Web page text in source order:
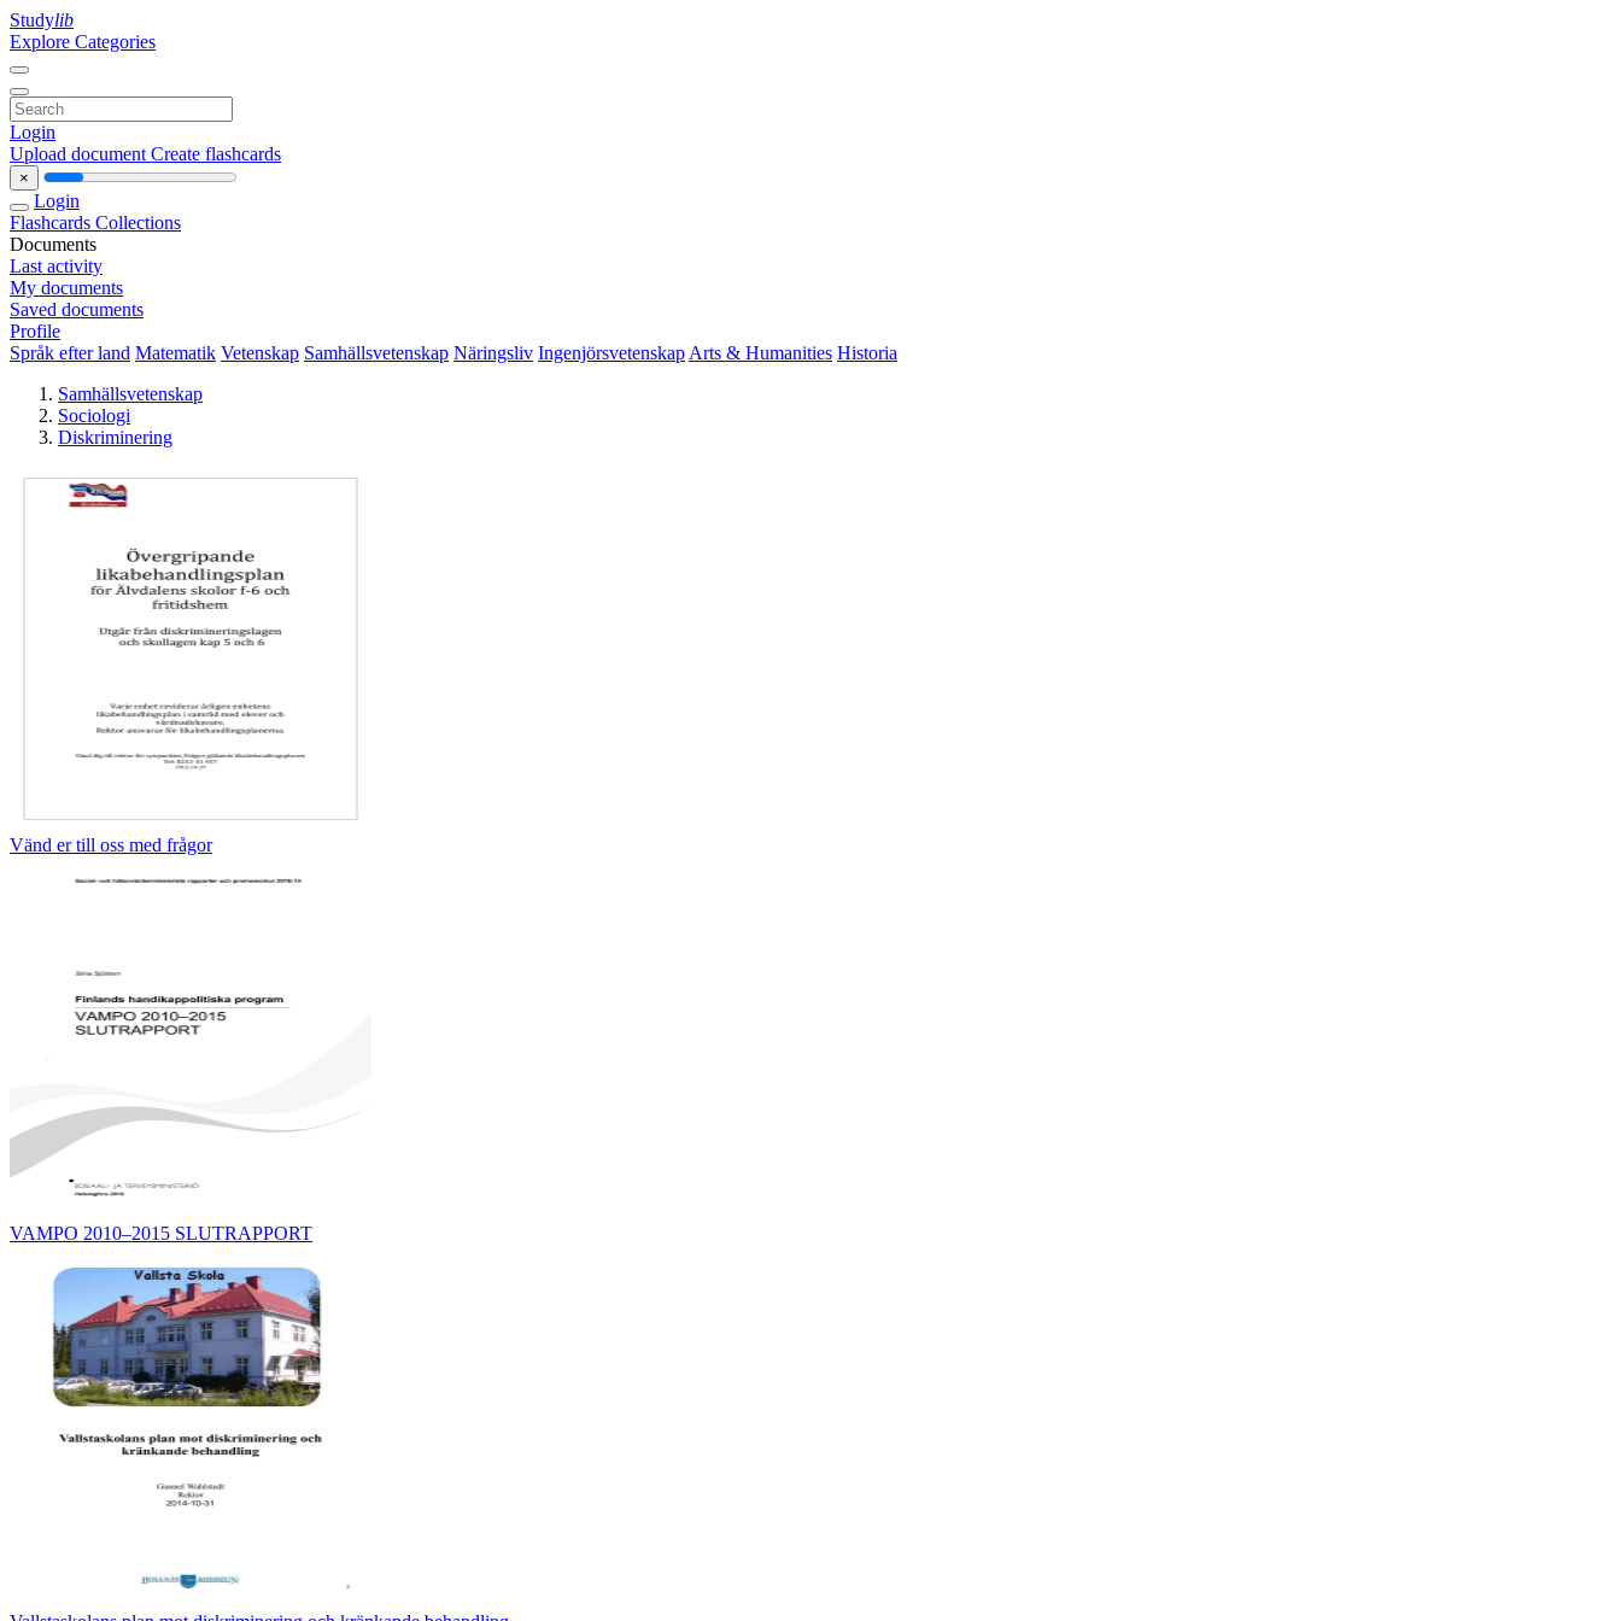
Studylib
Explore Categories
Login
Upload document Create flashcards
×
Login
Flashcards Collections
Documents
Last activity
My documents
Saved documents
Profile
Språk efter land Matematik Vetenskap Samhällsvetenskap Näringsliv Ingenjörsvetenskap Arts & Humanities Historia
Samhällsvetenskap
Sociologi
Diskriminering
Vänd er till oss med frågor
VAMPO 2010–2015 SLUTRAPPORT